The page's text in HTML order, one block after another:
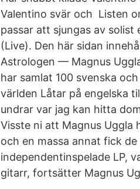
Valentino svär och Listen
passar att sjungas av solist
(Live). Den här sidan
Astrologen — Magnus
har samlat 100 svenska
världen Låtar på engelska
undrar var jag kan hitta
Visste ni att Magnus Uggla
och en massa annat fick
independentinspelade LP,
gitarr, fortsätter Magnus